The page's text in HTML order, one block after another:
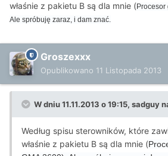
właśnie z pakietu B są dla mnie (
Ale spróbuję zaraz, i dam znać.
Groszexxx
Opublikowano 11 Listopada 2013
W dniu 11.11.2013 o 19:15, sadguy
Według spisu sterowników, które
właśnie z pakietu B są dla mnie (